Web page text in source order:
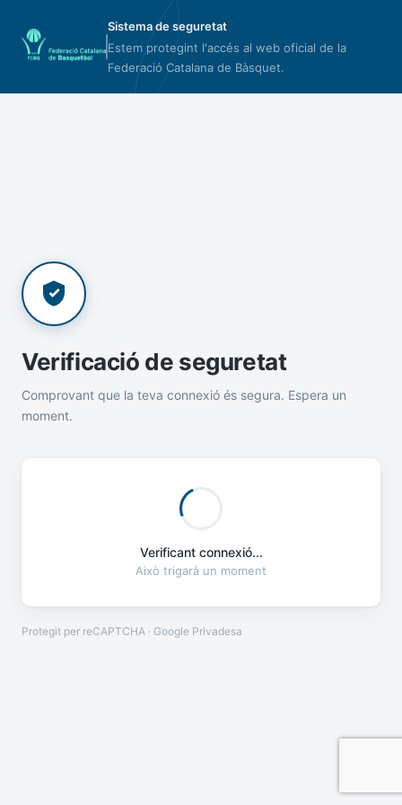
Sistema de seguretat
Estem protegint l'accés al web oficial de la
Federació Catalana de Bàsquet.
Verificació de seguretat
Comprovant que la teva connexió és segura. Espera un
moment.
Verificant connexió...
Això trigarà un moment
Protegit per reCAPTCHA · Google Privadesa